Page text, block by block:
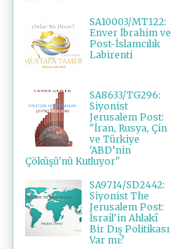
SA10003/MT122:
Enver İbrahim ve
Post-İslamcılık
Labirenti
SA8633/TG296:
Siyonist
Jerusalem Post:
"İran, Rusya, Çin
ve Türkiye
'ABD’nin
Çöküşü'nü Kutluyor"
SA9714/SD2442:
Siyonist The
Jerusalem Post:
İsrail'in Ahlakî
Bir Dış Politikası
Var mı?